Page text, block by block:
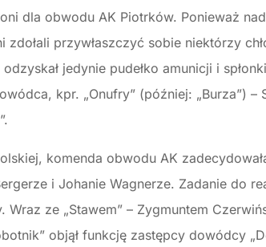
dla obwodu AK Piotrków. Ponieważ
przywłaszczyć sobie niektórzy
jedynie pudełko amunicji i
kpr. „Onufry” (później: „Burza”) –
komenda obwodu AK
i Johanie Wagnerze. Zadanie do
ze „Stawem” – Zygmuntem
objął funkcję zastępcy dowódcy